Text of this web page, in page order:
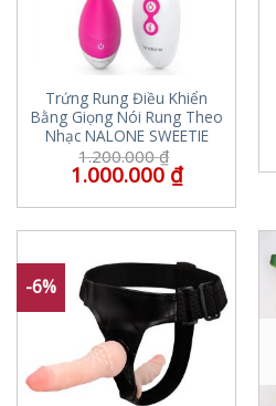
Trứng Rung Điều Khiển
Bằng Giọng Nói Rung Theo
Nhạc NALONE SWEETIE
1.200.000₫
1.000.000₫
-6%